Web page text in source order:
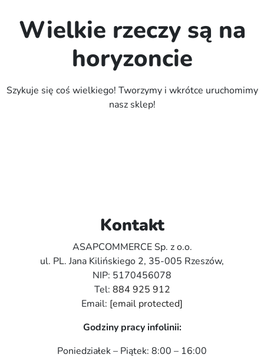
Wielkie rzeczy są na
horyzoncie
Szykuje się coś wielkiego! Tworzymy i wkrótce uruchomimy
nasz sklep!
Kontakt
ASAPCOMMERCE Sp. z o.o.
ul. PL. Jana Kilińskiego 2, 35-005 Rzeszów,
NIP: 5170456078
Tel: 884 925 912
Email: [email protected]
Godziny pracy infolinii:
Poniedziałek – Piątek: 8:00 – 16:00